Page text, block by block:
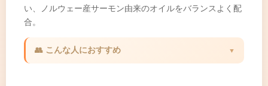
い、ノルウェー産サーモン由来のオイルをバランスよく配
合。
👥 こんな人におすすめ ▼